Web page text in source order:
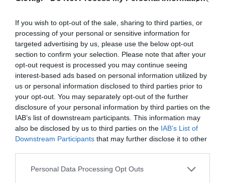
If you wish to opt-out of the sale, sharing to third parties, or
processing of your personal or sensitive information for
targeted advertising by us, please use the below opt-out
section to confirm your selection. Please note that after your
opt-out request is processed you may continue seeing
interest-based ads based on personal information utilized by
us or personal information disclosed to third parties prior to
your opt-out. You may separately opt-out of the further
disclosure of your personal information by third parties on the
IAB’s list of downstream participants. This information may
also be disclosed by us to third parties on the IAB’s List of
Downstream Participants that may further disclose it to other
Personal Data Processing Opt Outs